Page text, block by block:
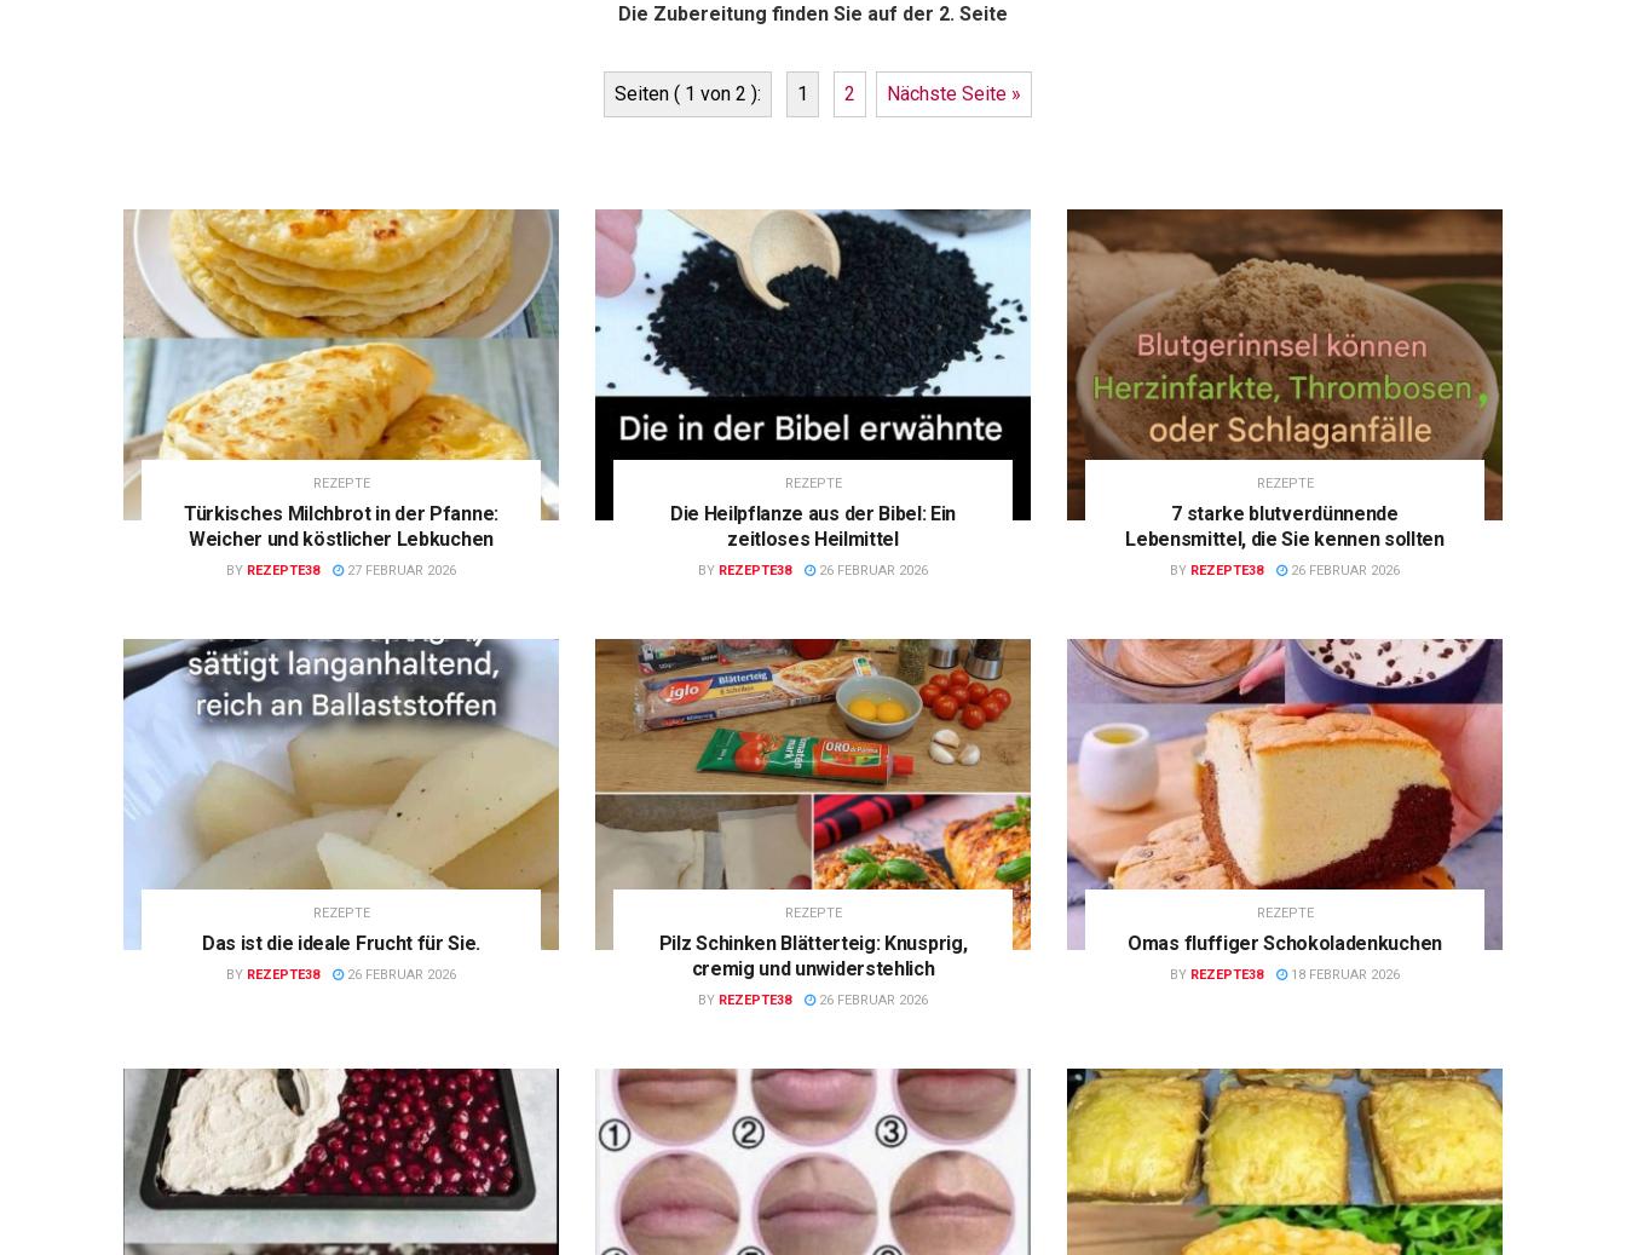
Die Zubereitung finden Sie auf der 2. Seite
Seiten ( 1 von 2 ): 1 2 Nächste Seite »
REZEPTE
Türkisches Milchbrot in der Pfanne:
Weicher und köstlicher Lebkuchen
BY REZEPTE38 27 FEBRUAR 2026
REZEPTE
Die Heilpflanze aus der Bibel: Ein
zeitloses Heilmittel
BY REZEPTE38 26 FEBRUAR 2026
REZEPTE
7 starke blutverdünnende
Lebensmittel, die Sie kennen sollten
BY REZEPTE38 26 FEBRUAR 2026
REZEPTE
Das ist die ideale Frucht für Sie.
BY REZEPTE38 26 FEBRUAR 2026
REZEPTE
Pilz Schinken Blätterteig: Knusprig,
cremig und unwiderstehlich
BY REZEPTE38 26 FEBRUAR 2026
REZEPTE
Omas fluffiger Schokoladenkuchen
BY REZEPTE38 18 FEBRUAR 2026